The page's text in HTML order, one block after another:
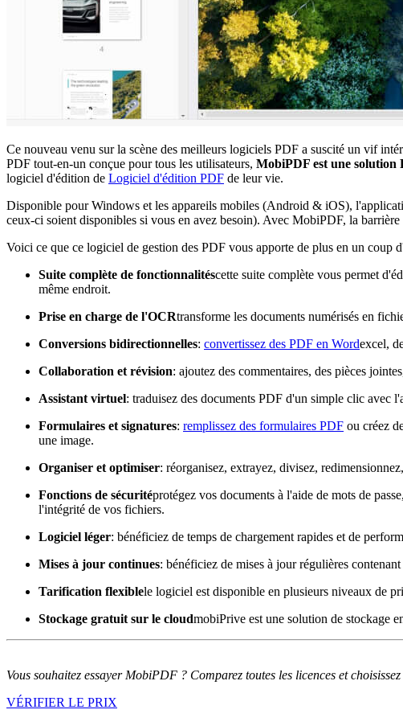
Ce nouveau venu sur la scène des meilleurs logiciels PDF a suscité un vif
PDF tout-en-un conçue pour tous les utilisateurs, MobiPDF est une solution
logiciel d'édition de Logiciel d'édition PDF de leur vie.
Disponible pour Windows et les appareils mobiles (Android & iOS),
ceux-ci soient disponibles si vous en avez besoin). Avec MobiPDF, la
Voici ce que ce logiciel de gestion des PDF vous apporte de plus en un coup
Suite complète de fonctionnalitéscette suite complète vous permet
même endroit.
Prise en charge de l'OCRtransforme les documents numérisés en
Conversions bidirectionnelles: convertissez des PDF en Wordexcel,
Collaboration et révision: ajoutez des commentaires, des pièces
Assistant virtuel: traduisez des documents PDF d'un simple clic avec
Formulaires et signatures: remplissez des formulaires PDF ou créez
une image.
Organiser et optimiser: réorganisez, extrayez, divisez,
Fonctions de sécuritéprotégez vos documents à l'aide de mots de
l'intégrité de vos fichiers.
Logiciel léger: bénéficiez de temps de chargement rapides et de
Mises à jour continues: bénéficiez de mises à jour régulières
Tarification flexiblele logiciel est disponible en plusieurs niveaux de
Stockage gratuit sur le cloudmobiPrive est une solution de stockage
Vous souhaitez essayer MobiPDF ? Comparez toutes les licences et
VÉRIFIER LE PRIX